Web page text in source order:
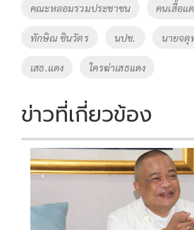
k k
คณะหลอมรวมประชาชน คนเสื้อแ
ทักษิณ ชินวัตร นปช. นายจ
เสธ.แดง ใครฆ่าเสธแดง
ข่าวที่เกี่ยวข้อง